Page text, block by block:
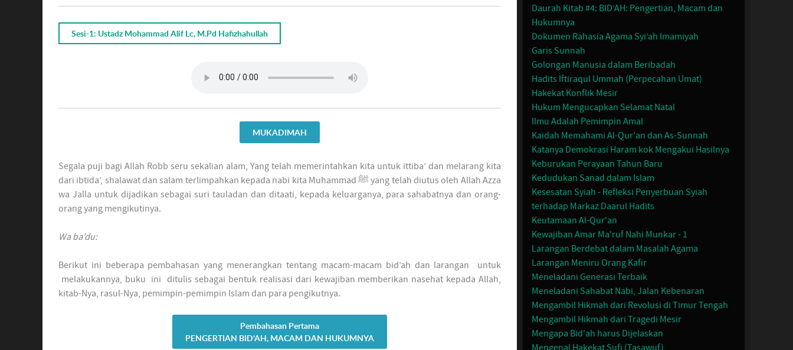
Sesi-1: Ustadz Mohammad Alif Lc, M.Pd Hafizhahullah
MUKADIMAH
Segala puji bagi Allah Robb seru sekalian alam, Yang telah memerintahkan kita untuk ittiba’ dan melarang kita
dari ibtida’, shalawat dan salam terlimpahkan kepada nabi kita Muhammad ﷺ yang telah diutus oleh Allah Azza
wa Jalla untuk dijadikan sebagai suri tauladan dan ditaati, kepada keluarganya, para sahabatnya dan orang-
orang yang mengikutinya.
Wa ba’du:
Berikut ini beberapa pembahasan yang menerangkan tentang macam-macam bid’ah dan larangan untuk
melakukannya, buku ini ditulis sebagai bentuk realisasi dari kewajiban memberikan nasehat kepada Allah,
kitab-Nya, rasul-Nya, pemimpin-pemimpin Islam dan para pengikutnya.
Pembahasan Pertama
PENGERTIAN BID’AH, MACAM DAN HUKUMNYA
Daurah Kitab #4: BID’AH: Pengertian, Macam dan
Hukumnya
Dokumen Rahasia Agama Syi’ah Imamiyah
Garis Sunnah
Golongan Manusia dalam Beribadah
Hadits Iftiraqul Ummah (Perpecahan Umat)
Hakekat Konflik Mesir
Hukum Mengucapkan Selamat Natal
Ilmu Adalah Pemimpin Amal
Kaidah Memahami Al-Qur'an dan As-Sunnah
Katanya Demokrasi Haram kok Mengakui Hasilnya
Keburukan Perayaan Tahun Baru
Kedudukan Sanad dalam Islam
Kesesatan Syiah - Refleksi Penyerbuan Syiah
terhadap Markaz Daarul Hadits
Keutamaan Al-Qur'an
Kewajiban Amar Ma'ruf Nahi Munkar - 1
Larangan Berdebat dalam Masalah Agama
Larangan Meniru Orang Kafir
Meneladani Generasi Terbaik
Meneladani Sahabat Nabi, Jalan Kebenaran
Mengambil Hikmah dari Revolusi di Timur Tengah
Mengambil Hikmah dari Tragedi Mesir
Mengapa Bid'ah harus Dijelaskan
Mengenal Hakekat Sufi (Tasawuf)